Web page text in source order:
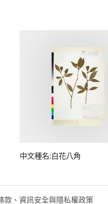
中文種名:白花八角
款、資訊安全與隱私權政策